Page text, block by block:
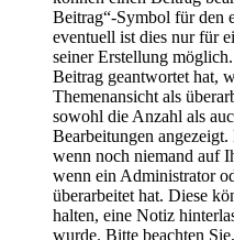
Beitrag“-Symbol für den
eventuell ist dies nur für
seiner Erstellung
Beitrag geantwortet hat,
Themenansicht als
sowohl die Anzahl als
Bearbeitungen
wenn noch niemand auf
wenn ein Administrator
überarbeitet hat. Diese
halten, eine Notiz
wurde. Bitte beachten